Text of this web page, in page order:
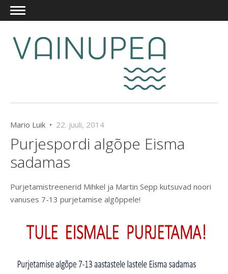
Mario Luik • 22. juuli, 2014
Purjespordi algõpe Eisma
sadamas
Purjetamistreenerid Mihkel ja Martin Sepp kutsuvad noori
vanuses 7-13 purjetamise algõppele!